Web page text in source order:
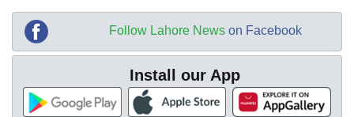
Follow Lahore News on Facebook
Install our App